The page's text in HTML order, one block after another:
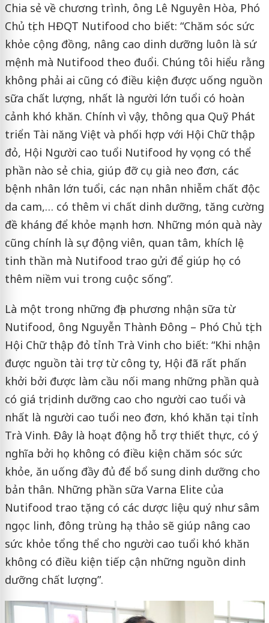
Chia sẻ về chương trình, ông Lê Nguyên Hòa, Phó
Chủ tịch HĐQT Nutifood cho biết: “Chăm sóc sức
khỏe cộng đồng, nâng cao dinh dưỡng luôn là sứ
mệnh mà Nutifood theo đuổi. Chúng tôi hiểu rằng
không phải ai cũng có điều kiện được uống nguồn
sữa chất lượng, nhất là người lớn tuổi có hoàn
cảnh khó khăn. Chính vì vậy, thông qua Quỹ Phát
triển Tài năng Việt và phối hợp với Hội Chữ thập
đỏ, Hội Người cao tuổi Nutifood hy vọng có thể
phần nào sẻ chia, giúp đỡ cụ già neo đơn, các
bệnh nhân lớn tuổi, các nạn nhân nhiễm chất độc
da cam,… có thêm vi chất dinh dưỡng, tăng cường
đề kháng để khỏe mạnh hơn. Những món quà này
cũng chính là sự động viên, quan tâm, khích lệ
tinh thần mà Nutifood trao gửi để giúp họ có
thêm niềm vui trong cuộc sống”.
Là một trong những địa phương nhận sữa từ
Nutifood, ông Nguyễn Thành Đông – Phó Chủ tịch
Hội Chữ thập đỏ tỉnh Trà Vinh cho biết: “Khi nhận
được nguồn tài trợ từ công ty, Hội đã rất phấn
khởi bởi được làm cầu nối mang những phần quà
có giá trị dinh dưỡng cao cho người cao tuổi và
nhất là người cao tuổi neo đơn, khó khăn tại tỉnh
Trà Vinh. Đây là hoạt động hỗ trợ thiết thực, có ý
nghĩa bởi họ không có điều kiện chăm sóc sức
khỏe, ăn uống đầy đủ để bổ sung dinh dưỡng cho
bản thân. Những phần sữa Varna Elite của
Nutifood trao tặng có các dược liệu quý như sâm
ngọc linh, đông trùng hạ thảo sẽ giúp nâng cao
sức khỏe tổng thể cho người cao tuổi khó khăn
không có điều kiện tiếp cận những nguồn dinh
dưỡng chất lượng”.